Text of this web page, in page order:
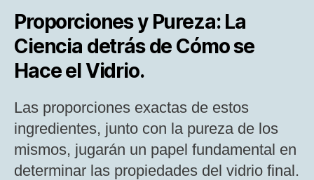
Proporciones y Pureza: La
Ciencia detrás de Cómo se
Hace el Vidrio.
Las proporciones exactas de estos
ingredientes, junto con la pureza de los
mismos, jugarán un papel fundamental en
determinar las propiedades del vidrio final.